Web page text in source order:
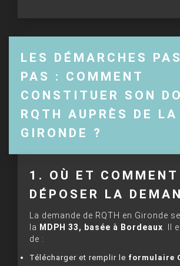
LES DÉMARCHES
PAS : COMMENT
CONSTITUER SON
RQTH AUPRÈS DE LA
GIRONDE ?
1. OÙ ET COMMENT
DÉPOSER LA
La demande de RQTH en Gironde
la MDPH 33, basée à Bordeaux . Il
de :
Télécharger et remplir le formulaire